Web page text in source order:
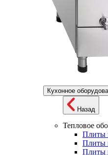
Кухонное
Назад
Тепловое
Плиты
Плиты
Плиты